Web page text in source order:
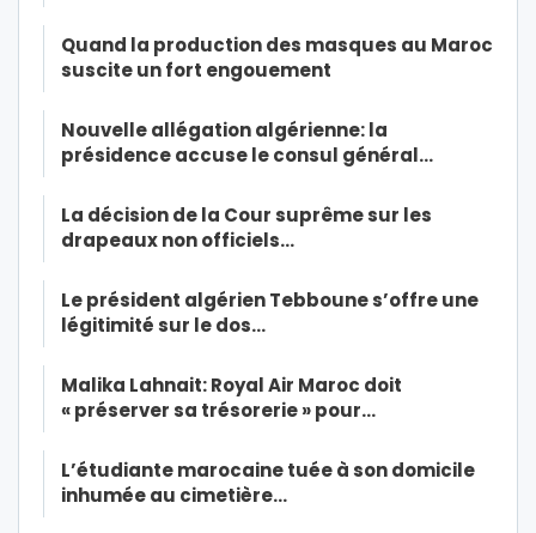
Quand la production des masques au Maroc
suscite un fort engouement
Nouvelle allégation algérienne: la
présidence accuse le consul général…
La décision de la Cour suprême sur les
drapeaux non officiels…
Le président algérien Tebboune s’offre une
légitimité sur le dos…
Malika Lahnait: Royal Air Maroc doit
« préserver sa trésorerie » pour…
L’étudiante marocaine tuée à son domicile
inhumée au cimetière…